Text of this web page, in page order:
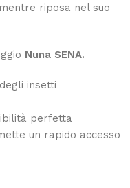
riposa nel suo
Nuna SENA.
insetti
perfetta
un rapido accesso